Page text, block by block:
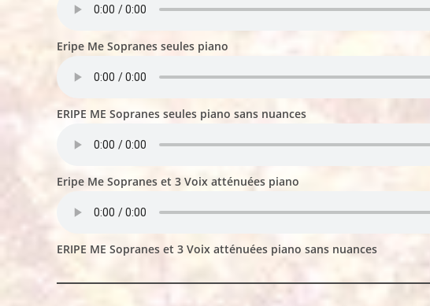
Eripe Me Sopranes seules piano
ERIPE ME Sopranes seules piano sans nuances
Eripe Me Sopranes et 3 Voix atténuées piano
ERIPE ME Sopranes et 3 Voix atténuées piano sans nuances